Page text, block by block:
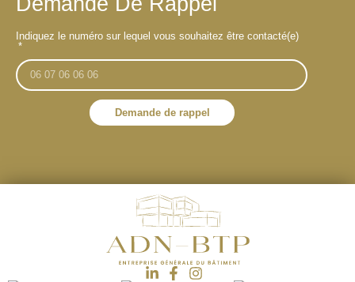
Indiquez le numéro sur lequel vous souhaitez être contacté(e)
Demande de rappel